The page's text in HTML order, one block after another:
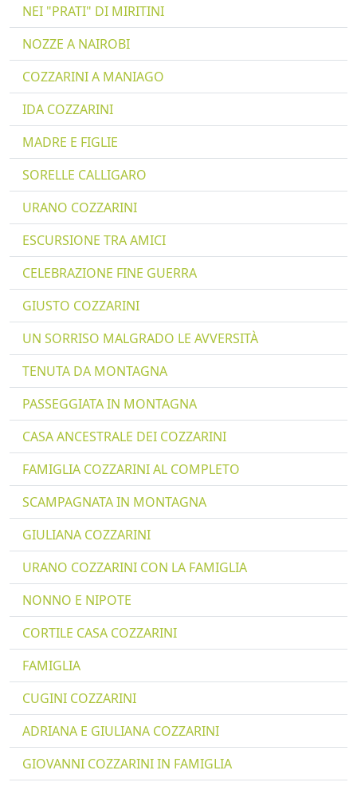
NEI "PRATI" DI MIRITINI
NOZZE A NAIROBI
COZZARINI A MANIAGO
IDA COZZARINI
MADRE E FIGLIE
SORELLE CALLIGARO
URANO COZZARINI
ESCURSIONE TRA AMICI
CELEBRAZIONE FINE GUERRA
GIUSTO COZZARINI
UN SORRISO MALGRADO LE AVVERSITÀ
TENUTA DA MONTAGNA
PASSEGGIATA IN MONTAGNA
CASA ANCESTRALE DEI COZZARINI
FAMIGLIA COZZARINI AL COMPLETO
SCAMPAGNATA IN MONTAGNA
GIULIANA COZZARINI
URANO COZZARINI CON LA FAMIGLIA
NONNO E NIPOTE
CORTILE CASA COZZARINI
FAMIGLIA
CUGINI COZZARINI
ADRIANA E GIULIANA COZZARINI
GIOVANNI COZZARINI IN FAMIGLIA